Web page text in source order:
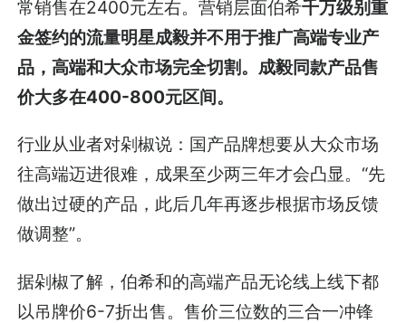
常销售在2400元左右。营销层面伯希千万级别重
金签约的流量明星成毅并不用于推广高端专业产
品，高端和大众市场完全切割。成毅同款产品售
价大多在400-800元区间。
行业从业者对剁椒说：国产品牌想要从大众市场
往高端迈进很难，成果至少两三年才会凸显。“先
做出过硬的产品，此后几年再逐步根据市场反馈
做调整”。
据剁椒了解，伯希和的高端产品无论线上线下都
以吊牌价6-7折出售。售价三位数的三合一冲锋